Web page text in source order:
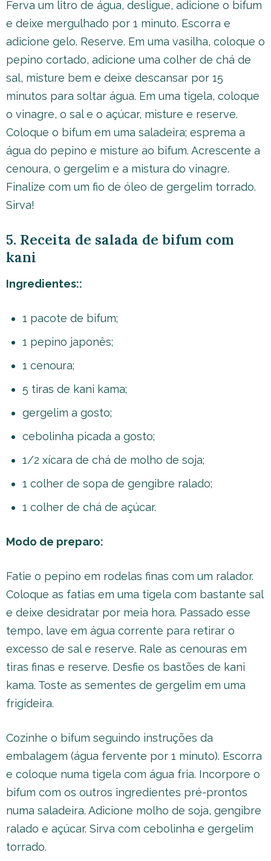
Ferva um litro de água, desligue, adicione o bifum
e deixe mergulhado por 1 minuto. Escorra e
adicione gelo. Reserve. Em uma vasilha, coloque o
pepino cortado, adicione uma colher de chá de
sal, misture bem e deixe descansar por 15
minutos para soltar água. Em uma tigela, coloque
o vinagre, o sal e o açúcar, misture e reserve.
Coloque o bifum em uma saladeira; esprema a
água do pepino e misture ao bifum. Acrescente a
cenoura, o gergelim e a mistura do vinagre.
Finalize com um fio de óleo de gergelim torrado.
Sirva!
5. Receita de salada de bifum com
kani
Ingredientes::
1 pacote de bifum;
1 pepino japonês;
1 cenoura;
5 tiras de kani kama;
gergelim a gosto;
cebolinha picada a gosto;
1/2 xícara de chá de molho de soja;
1 colher de sopa de gengibre ralado;
1 colher de chá de açúcar.
Modo de preparo:
Fatie o pepino em rodelas finas com um ralador.
Coloque as fatias em uma tigela com bastante sal
e deixe desidratar por meia hora. Passado esse
tempo, lave em água corrente para retirar o
excesso de sal e reserve. Rale as cenouras em
tiras finas e reserve. Desfie os bastões de kani
kama. Toste as sementes de gergelim em uma
frigideira.
Cozinhe o bifum seguindo instruções da
embalagem (água fervente por 1 minuto). Escorra
e coloque numa tigela com água fria. Incorpore o
bifum com os outros ingredientes pré-prontos
numa saladeira. Adicione molho de soja, gengibre
ralado e açúcar. Sirva com cebolinha e gergelim
torrado.